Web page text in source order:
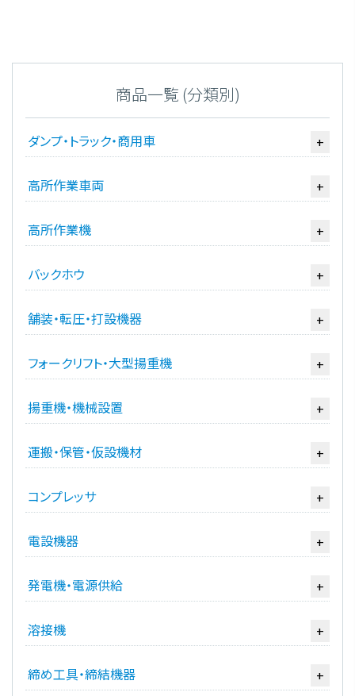
商品一覧 (分類別)
ダンプ・トラック・商用車 +
高所作業車両 +
高所作業機 +
バックホウ +
舗装・転圧・打設機器 +
フォークリフト・大型揚重機 +
揚重機・機械設置 +
運搬・保管・仮設機材 +
コンプレッサ +
電設機器 +
発電機・電源供給 +
溶接機 +
締め工具・締結機器 +